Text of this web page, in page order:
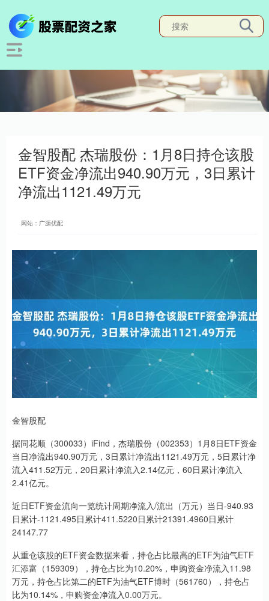
金智股配 杰瑞股份：1月8日持仓该股
ETF资金净流出940.90万元，3日累计
净流出1121.49万元
网站：广源优配
金智股配
据同花顺（300033）iFind，杰瑞股份（002353）1月8日ETF资金
当日净流出940.90万元，3日累计净流出1121.49万元，5日累计净
流入411.52万元，20日累计净流入2.14亿元，60日累计净流入
2.41亿元。
近日ETF资金流向一览统计周期净流入/流出（万元）当日-940.93
日累计-1121.495日累计411.5220日累计21391.4960日累计
24147.77
从重仓该股的ETF资金数据来看，持仓占比最高的ETF为油气ETF
汇添富（159309），持仓占比为10.20%，申购资金净流入11.98
万元，持仓占比第二的ETF为油气ETF博时（561760），持仓占
比为10.14%，申购资金净流入0.00万元。